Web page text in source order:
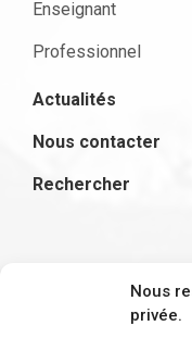
Nous
privée.
Enseignant
Professionnel
Actualités
Nous contacter
Rechercher